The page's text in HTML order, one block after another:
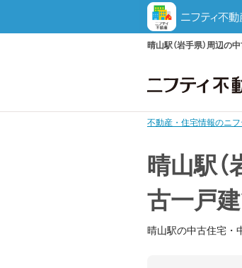
晴山駅（岩手県）周辺の
不動産・住宅情報のニ
晴山駅
古一戸
晴山駅の中古住宅・